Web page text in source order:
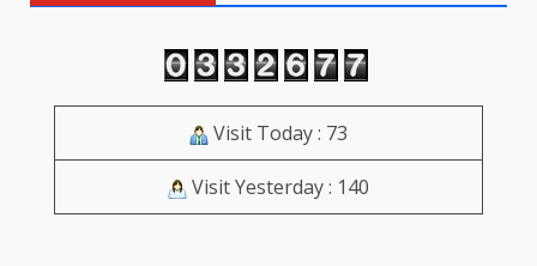
Visit Today : 73
Visit Yesterday : 140